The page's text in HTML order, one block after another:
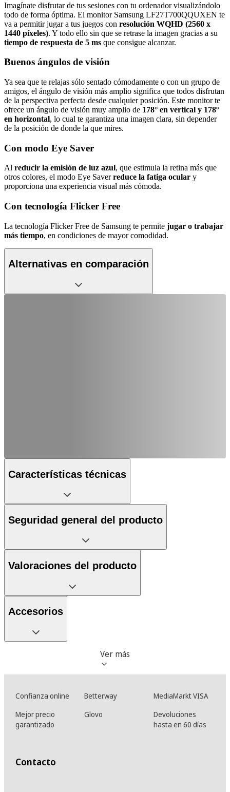
Imagínate disfrutar de tus sesiones con tu ordenador visualizándolo
todo de forma óptima. El monitor Samsung LF27T700QQUXEN te
va a permitir jugar a tus juegos con resolución WQHD (2560 x
1440 píxeles). Y todo ello sin que se retrase la imagen gracias a su
tiempo de respuesta de 5 ms que consigue alcanzar.
Buenos ángulos de visión
Ya sea que te relajas sólo sentado cómodamente o con un grupo de
amigos, el ángulo de visión más amplio significa que todos disfrutan
de la perspectiva perfecta desde cualquier posición. Este monitor te
ofrece un ángulo de visión muy amplio de 178° en vertical y 178º
en horizontal, lo cual te garantiza una imagen clara, sin depender
de la posición de donde la que mires.
Con modo Eye Saver
Al reducir la emisión de luz azul, que estimula la retina más que
otros colores, el modo Eye Saverreduce la fatiga ocular y
proporciona una experiencia visual más cómoda.
Con tecnología Flicker Free
La tecnología Flicker Free de Samsung te permite jugar o trabajar
más tiempo, en condiciones de mayor comodidad.
Alternativas en comparación
Características técnicas
Seguridad general del producto
Valoraciones del producto
Accesorios
Ver más
Confianza online Betterway
MediaMarkt VISA
Mejor precio
garantizado
Glovo
Devoluciones
hasta en 60 días
Contacto